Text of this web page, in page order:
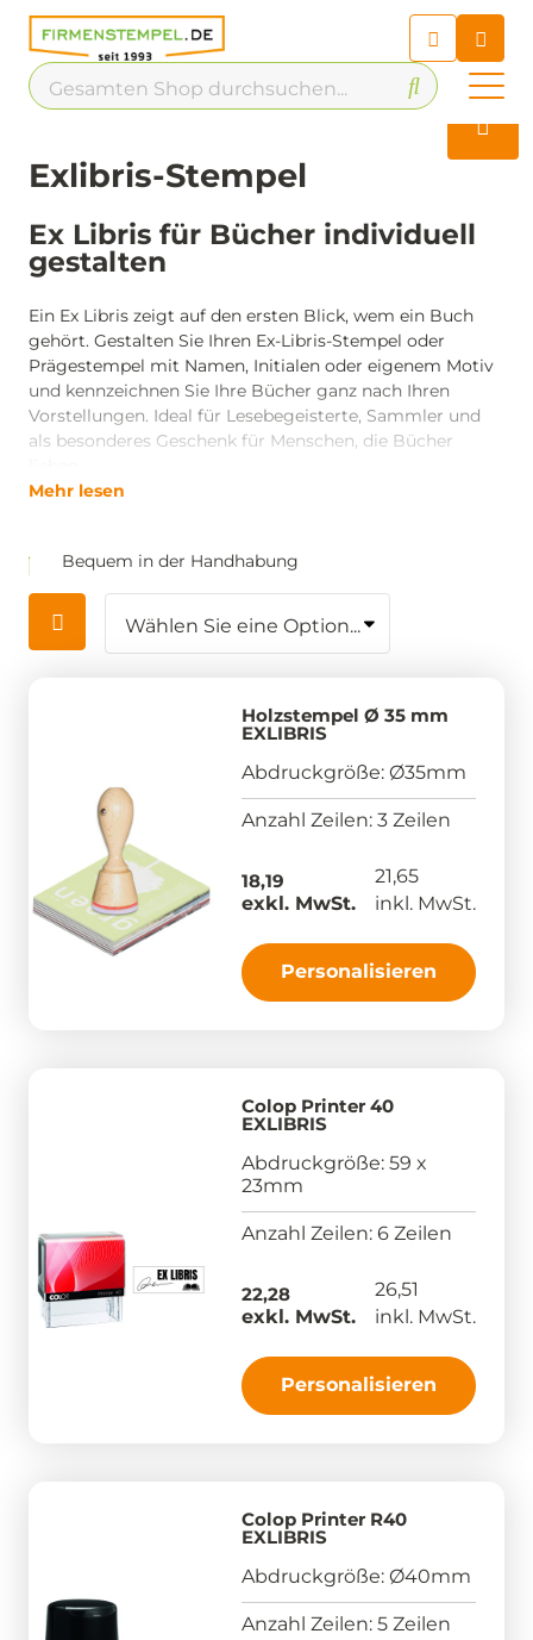
Chatbot
Chatten Sie 24/7 mit unserem
hilfreichen Chatbot
Kontakt
Exlibris-Stempel
Ex Libris für Bücher individuell
gestalten
Ein Ex Libris zeigt auf den ersten Blick, wem ein Buch
gehört. Gestalten Sie Ihren Ex-Libris-Stempel oder
Prägestempel mit Namen, Initialen oder eigenem Motiv
und kennzeichnen Sie Ihre Bücher ganz nach Ihren
Vorstellungen. Ideal für Lesebegeisterte, Sammler und
als besonderes Geschenk für Menschen, die Bücher
Mehr lesen
Bequem in der Handhabung
Holzstempel Ø 35 mm
EXLIBRIS
Abdruckgröße: Ø35mm
Anzahl Zeilen: 3 Zeilen
18,19
exkl. MwSt.
21,65
inkl. MwSt.
Personalisieren
Colop Printer 40
EXLIBRIS
Abdruckgröße: 59 x
23mm
Anzahl Zeilen: 6 Zeilen
22,28
exkl. MwSt.
26,51
inkl. MwSt.
Personalisieren
Colop Printer R40
EXLIBRIS
Abdruckgröße: Ø40mm
Anzahl Zeilen: 5 Zeilen